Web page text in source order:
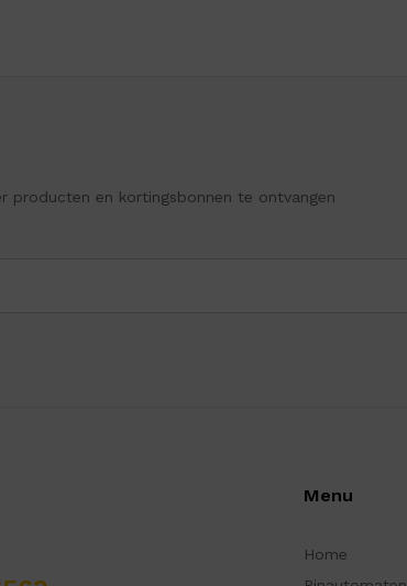
producten en kortingsbonnen te ontvangen
Menu
Home